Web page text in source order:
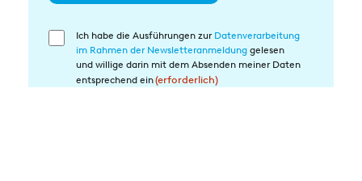
Einwilligung
Ich habe die Ausführungen zur Datenverarbeitung
im Rahmen der Newsletteranmeldung gelesen
und willige darin mit dem Absenden meiner Daten
entsprechend ein(erforderlich)